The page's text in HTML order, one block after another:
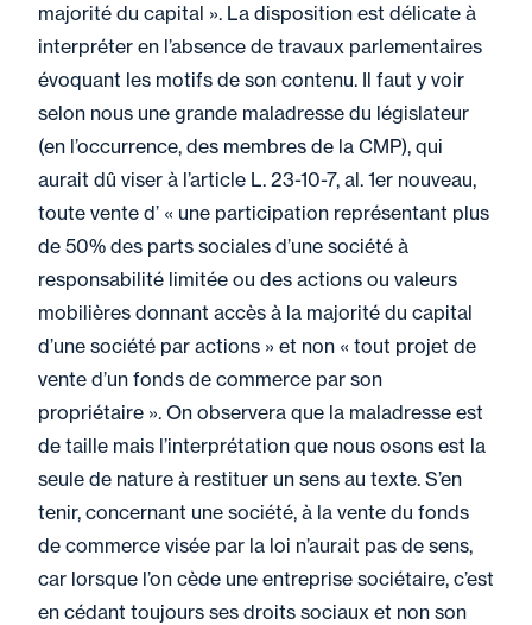
majorité du capital ». La disposition est délicate à
interpréter en l’absence de travaux parlementaires
évoquant les motifs de son contenu. Il faut y voir
selon nous une grande maladresse du législateur
(en l’occurrence, des membres de la CMP), qui
aurait dû viser à l’article L. 23-10-7, al. 1er nouveau,
toute vente d’ « une participation représentant plus
de 50% des parts sociales d’une société à
responsabilité limitée ou des actions ou valeurs
mobilières donnant accès à la majorité du capital
d’une société par actions » et non « tout projet de
vente d’un fonds de commerce par son
propriétaire ». On observera que la maladresse est
de taille mais l’interprétation que nous osons est la
seule de nature à restituer un sens au texte. S’en
tenir, concernant une société, à la vente du fonds
de commerce visée par la loi n’aurait pas de sens,
car lorsque l’on cède une entreprise sociétaire, c’est
en cédant toujours ses droits sociaux et non son